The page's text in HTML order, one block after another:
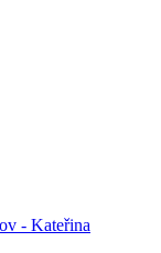
- Kateřina